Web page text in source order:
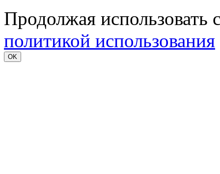
Продолжая использовать
политикой использования
OK